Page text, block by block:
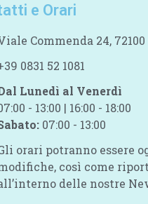
e Orari
Commenda 24,
0831 52 1081
Lunedì al Venerdì
- 13:00 | 16:00 - 18:00
07:00 - 13:00
orari potranno essere
così come
delle nostre